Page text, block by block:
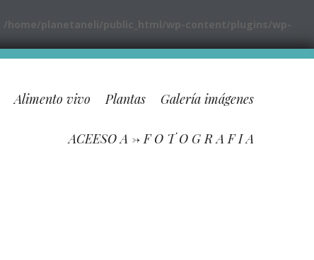
/home/planetaneli/public_html/wp-content/plugins/wp-
Alimento vivo Plantas Galería imágenes
ACEESO A -> F O T O G R A F I A